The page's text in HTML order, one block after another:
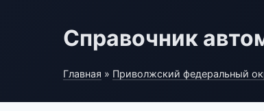
Справочник
Главная » Приволжский федеральный